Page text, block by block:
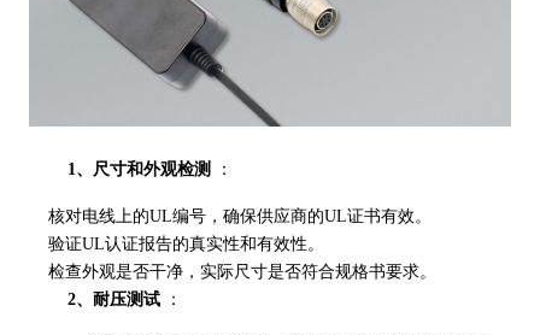
1、尺寸和外观检测 ：
核对电线上的UL编号，确保供应商的UL证书有效。
验证UL认证报告的真实性和有效性。
检查外观是否干净，实际尺寸是否符合规格书要求。
2、耐压测试 ：